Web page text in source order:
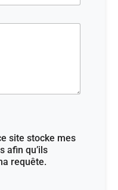
site stocke mes
afin qu’ils
requête.